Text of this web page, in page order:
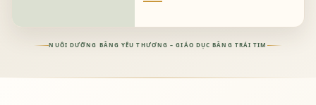
NUÔI DƯỠNG BẰNG YÊU THƯƠNG – GIÁO DỤC BẰNG TRÁI TIM